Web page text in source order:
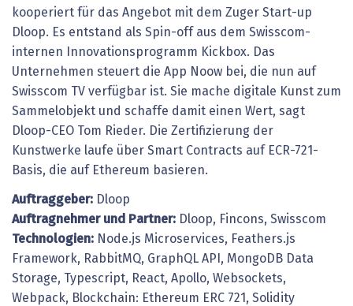
kooperiert für das Angebot mit dem Zuger Start-up
Dloop. Es entstand als Spin-off aus dem Swisscom-
internen Innovationsprogramm Kickbox. Das
Unternehmen steuert die App Noow bei, die nun auf
Swisscom TV verfügbar ist. Sie mache digitale Kunst zum
Sammelobjekt und schaffe damit einen Wert, sagt
Dloop-CEO Tom Rieder. Die Zertifizierung der
Kunstwerke laufe über Smart Contracts auf ECR-721-
Basis, die auf Ethereum basieren.
Auftraggeber: Dloop
Auftragnehmer und Partner: Dloop, Fincons, Swisscom
Technologien: Node.js Microservices, Feathers.js
Framework, RabbitMQ, GraphQL API, MongoDB Data
Storage, Typescript, React, Apollo, Websockets,
Webpack, Blockchain: Ethereum ERC 721, Solidity